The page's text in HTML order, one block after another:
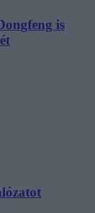
is